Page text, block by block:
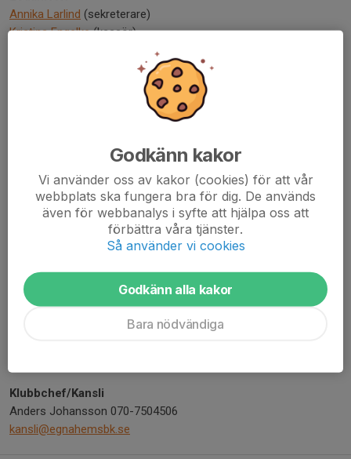
Annika Larlind (sekreterare)
Kristina Engelke(kassör)
Björn Engelke (Plan och anläggning)
Peter Öhling
Kommunikatör
Jenny Mörtberg
Isac Löwhagen
Klubbchef/Kansli
Anders Johansson 070-7504506
kansli@egnahemsbk.se
Godkänn kakor
Vi använder oss av kakor (cookies) för att vår
webbplats ska fungera bra för dig. De används
även för webbanalys i syfte att hjälpa oss att
förbättra våra tjänster.
Så använder vi cookies
Godkänn alla kakor
Bara nödvändiga